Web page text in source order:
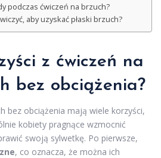
podczas ćwiczeń na brzuch?
aby uzyskać płaski brzuch?
z ćwiczeń na
bez obciążenia?
bez obciążenia mają wiele korzyści,
kobiety pragnące wzmocnić
swoją sylwetkę. Po pierwsze,
, co oznacza, że można ich